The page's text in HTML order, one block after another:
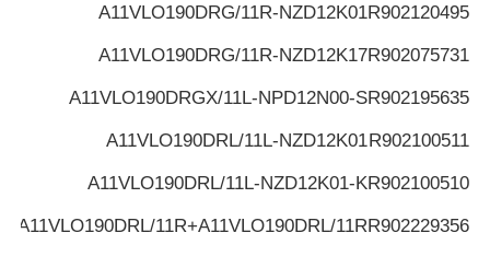
R902120495
A11VLO190DRG/11R-NZD12K01
R902075731
A11VLO190DRG/11R-NZD12K17
R902195635
A11VLO190DRGX/11L-NPD12N00-S
R902100511
A11VLO190DRL/11L-NZD12K01
R902100510
A11VLO190DRL/11L-NZD12K01-K
R902229356
A11VLO190DRL/11R+A11VLO190DRL/11R